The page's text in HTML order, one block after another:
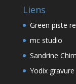
Liens
Green piste
mc studio
Sandrine
Yodix